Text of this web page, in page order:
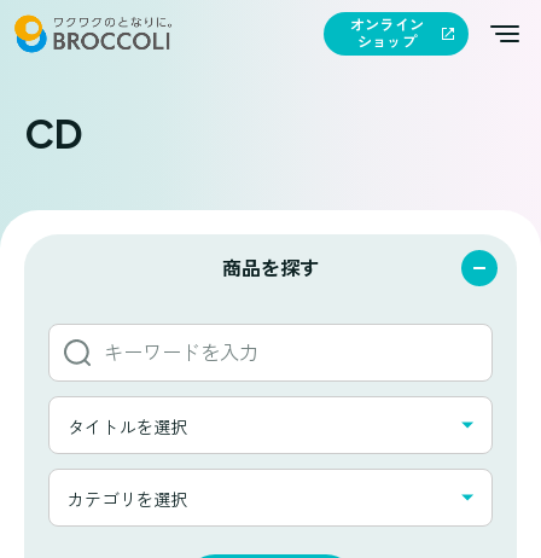
オンライン
ショップ
CD
商品を探す
キ
ワ
ド
か
タ
ト
一
タイトルを選択
カ
カテゴリを選択